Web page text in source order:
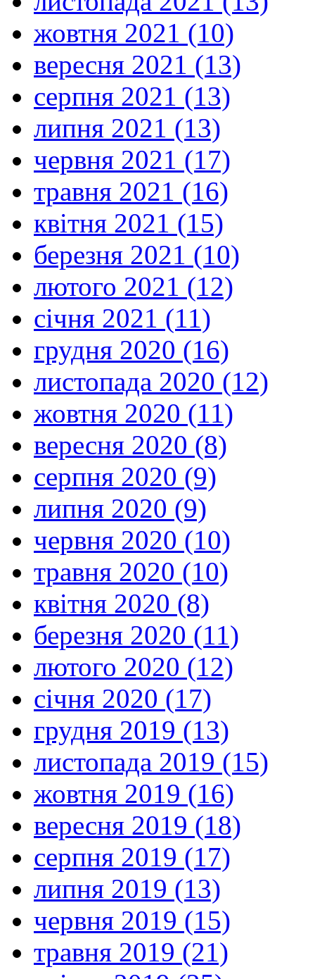
жовтня 2021 (10)
вересня 2021 (13)
серпня 2021 (13)
липня 2021 (13)
червня 2021 (17)
травня 2021 (16)
квітня 2021 (15)
березня 2021 (10)
лютого 2021 (12)
січня 2021 (11)
грудня 2020 (16)
листопада 2020 (12)
жовтня 2020 (11)
вересня 2020 (8)
серпня 2020 (9)
липня 2020 (9)
червня 2020 (10)
травня 2020 (10)
квітня 2020 (8)
березня 2020 (11)
лютого 2020 (12)
січня 2020 (17)
грудня 2019 (13)
листопада 2019 (15)
жовтня 2019 (16)
вересня 2019 (18)
серпня 2019 (17)
липня 2019 (13)
червня 2019 (15)
травня 2019 (21)